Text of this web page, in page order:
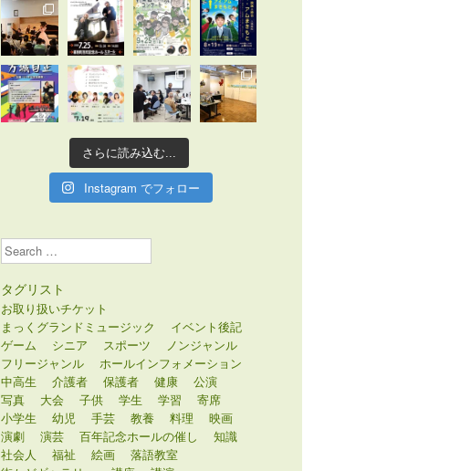
さらに読み込む...
Instagram でフォロー
Search
タグリスト
お取り扱いチケット
まっくグランドミュージック
イベント後記
ゲーム
シニア スポーツ
ノンジャンル
フリージャンル
ホールインフォメーション
中高生
介護者 保護者 健康
公演
写真
大会 子供 学生 学習
寄席
小学生
幼児 手芸 教養 料理
映画
演劇
演芸 百年記念ホールの催し
知識
社会人
福祉 絵画
落語教室